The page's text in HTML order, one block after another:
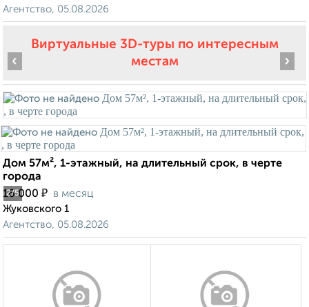
Агентство, 05.08.2026
Виртуальные 3D-туры по интересным
местам
2/5
‹ ›
Дом 57м², 1-этажный, на длительный срок, в черте
города
16 000 ₽ в месяц
Жуковского 1
Агентство, 05.08.2026